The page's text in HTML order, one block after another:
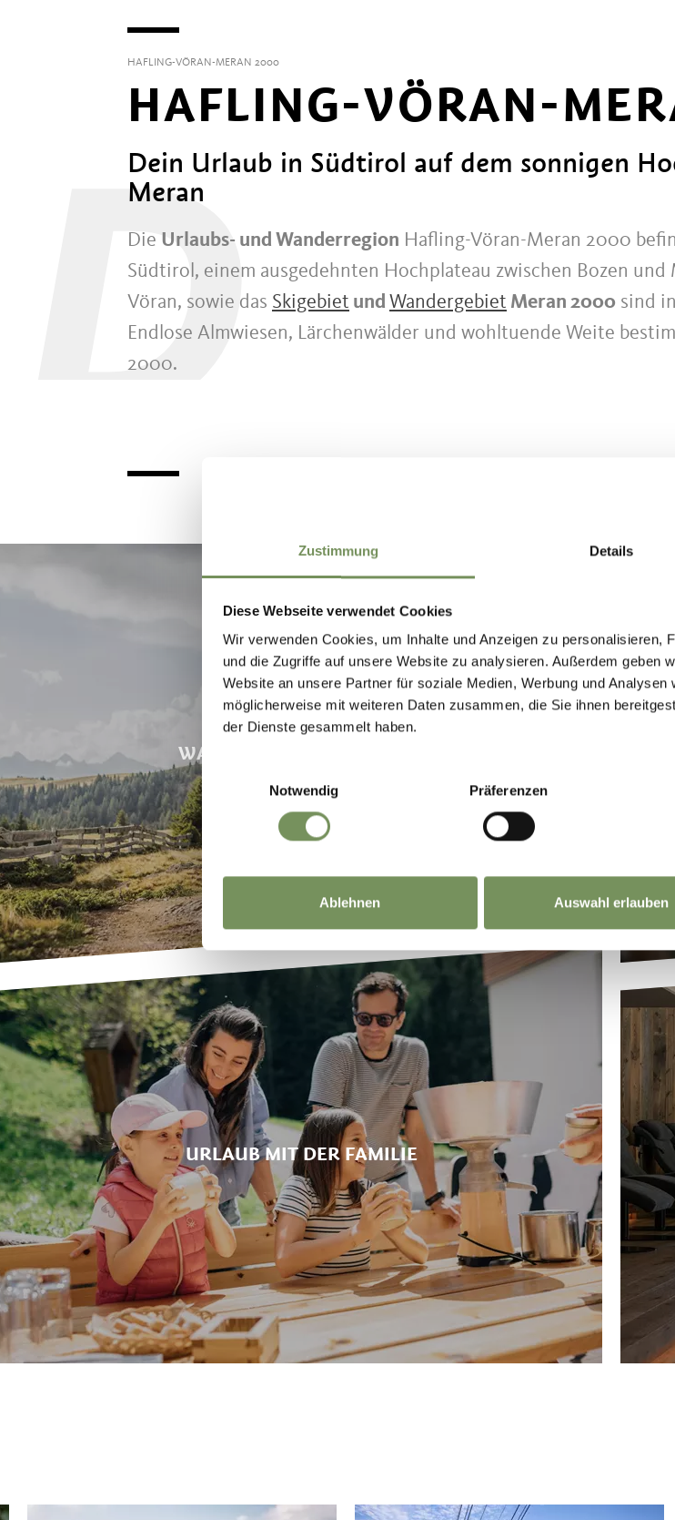
Zustimmung Details
Diese Webseite verwendet Cookies
Wir verwenden Cookies, um Inhalte und Anzeigen zu personalisieren,
und die Zugriffe auf unsere Website zu analysieren. Außerdem geben
Website an unsere Partner für soziale Medien, Werbung und
möglicherweise mit weiteren Daten zusammen, die Sie ihnen
der Dienste gesammelt haben.
Einwilligungsauswahl
Notwendig
Präferenzen
Ablehnen Auswahl erlauben
HAFLING-VÖRAN-MERAN 2000
HAFLING-VÖRAN-
Dein Urlaub in Südtirol auf dem sonnigen
Meran
D
Die Urlaubs- und Wanderregion Hafling-Vöran-Meran 2000
Südtirol, einem ausgedehnten Hochplateau zwischen Bozen
Vöran, sowie das Skigebiet und Wandergebiet Meran 2000 sind
Endlose Almwiesen, Lärchenwälder und wohltuende Weite
2000.
WANDERN & BERGSTEIGEN
URLAUB MIT DER FAMILIE